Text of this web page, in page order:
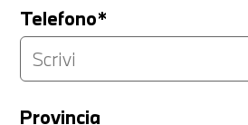
Telefono*
Provincia